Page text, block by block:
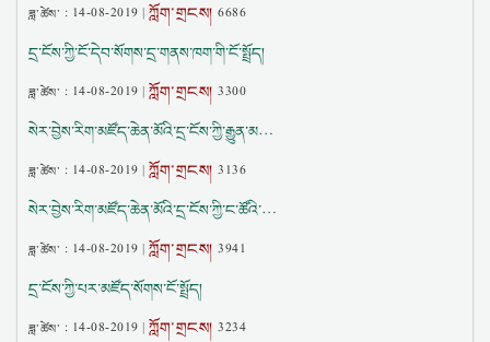
ཟླ་ཚེས་ : 14-08-2019 |ཀློག་གྲངས།6686
དྲ་ངོས་ཀྱི་ངོ་དེབ་སོགས་དྲ་གནས་ཁག་གི་ངོ་སྤྲོད།
ཟླ་ཚེས་ : 14-08-2019 |ཀློག་གྲངས།3300
སེར་བྱེས་རིག་མཛོད་ཆེན་མོའི་དྲ་ངོས་ཀྱི་རྒྱུན་མ…
ཟླ་ཚེས་ : 14-08-2019 |ཀློག་གྲངས།3136
སེར་བྱེས་རིག་མཛོད་ཆེན་མོའི་དྲ་ངོས་ཀྱི་ང་ཚོའི་…
ཟླ་ཚེས་ : 14-08-2019 |ཀློག་གྲངས།3941
དྲ་ངོས་ཀྱི་པར་མཛོད་སོགས་ངོ་སྤྲོད།
ཟླ་ཚེས་ : 14-08-2019 |ཀློག་གྲངས།3234